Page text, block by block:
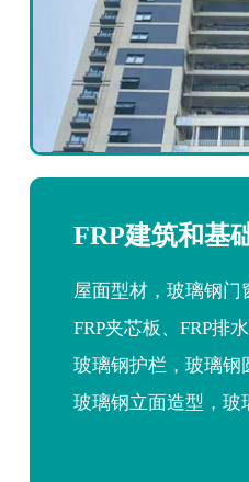
FRP建筑和基
屋面型材，玻璃钢门
FRP夹芯板、FRP排
玻璃钢护栏，玻璃钢
玻璃钢立面造型，玻